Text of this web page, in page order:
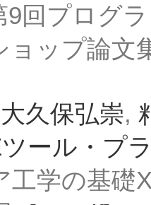
9回プログ
ョップ論文
大久保弘崇,
ール・プ
工学の基礎